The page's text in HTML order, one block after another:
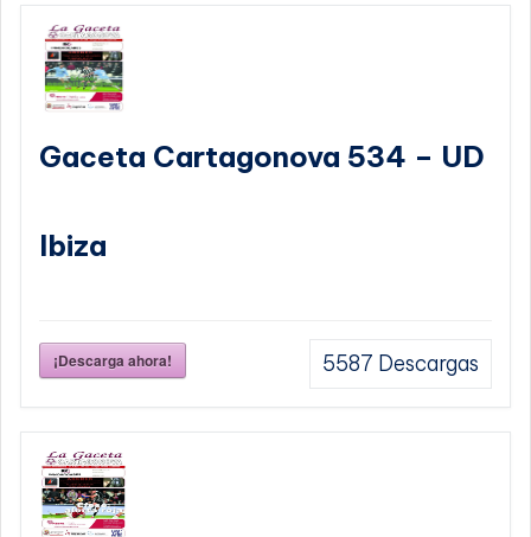
Gaceta Cartagonova 534 – UD
Ibiza
¡Descarga ahora! 5587 Descargas